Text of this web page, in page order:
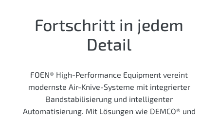
Fortschritt in jedem
Detail
FOEN® High-Performance Equipment vereint
modernste Air-Knive-Systeme mit integrierter
Bandstabilisierung und intelligenter
Automatisierung. Mit Lösungen wie DEMCO® und